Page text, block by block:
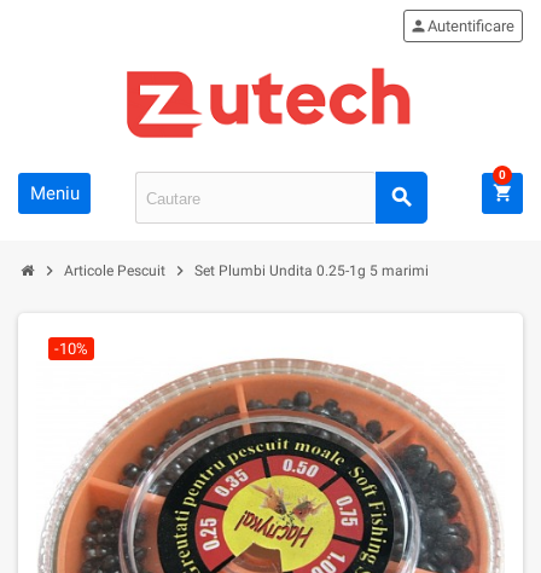
Meniu search
personAutentificare
shopping_cart
0
chevron_right Articole Pescuit chevron_right Set Plumbi Undita 0.25-1g 5 marimi
-10%